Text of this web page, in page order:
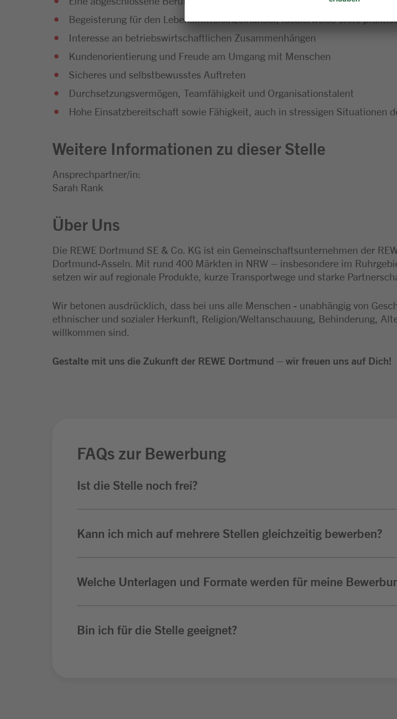
Begeisterung für den Lebensmitteleinzelhandel, idealerweise erste
Interesse an betriebswirtschaftlichen Zusammenhängen
Kundenorientierung und Freude am Umgang mit Menschen
Sicheres und selbstbewusstes Auftreten
Durchsetzungsvermögen, Teamfähigkeit und Organisationstalent
Hohe Einsatzbereitschaft sowie Fähigkeit, auch in stressigen Situationen
Weitere Informationen zu dieser Stelle
Ansprechpartner/in:
Sarah Rank
Über Uns
Die REWE Dortmund SE & Co. KG ist ein Gemeinschaftsunternehmen der
Dortmund-Asseln. Mit rund 400 Märkten in NRW – insbesondere im
setzen wir auf regionale Produkte, kurze Transportwege und starke
Wir betonen ausdrücklich, dass bei uns alle Menschen - unabhängig von
ethnischer und sozialer Herkunft, Religion/Weltanschauung, Behinderung,
willkommen sind.
Gestalte mit uns die Zukunft der REWE Dortmund – wir freuen uns auf Dich!
FAQs zur Bewerbung
Ist die Stelle noch frei?
Kann ich mich auf mehrere Stellen gleichzeitig bewerben?
Welche Unterlagen und Formate werden für meine
Bin ich für die Stelle geeignet?